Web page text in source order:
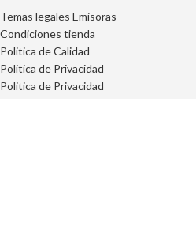
Temas legales Emisoras
Condiciones tienda
Politica de Calidad
Politica de Privacidad
Politica de Privacidad